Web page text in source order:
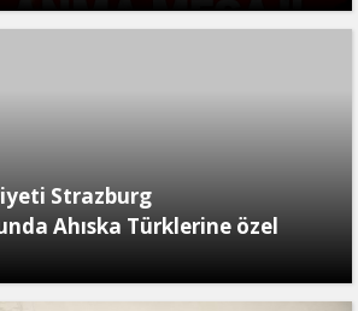
Strazburg
Ahıska Türklerine özel